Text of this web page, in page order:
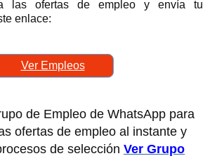
las ofertas de empleo y envía tu
enlace:
Ver Empleos
de Empleo de WhatsApp para
ofertas de empleo al instante y
de selección Ver Grupo